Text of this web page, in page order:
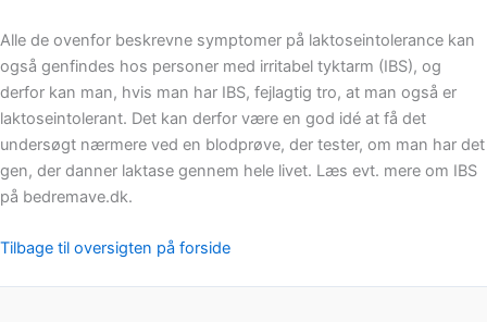
Alle de ovenfor beskrevne symptomer på laktoseintolerance kan
også genfindes hos personer med irritabel tyktarm (IBS), og
derfor kan man, hvis man har IBS, fejlagtig tro, at man også er
laktoseintolerant. Det kan derfor være en god idé at få det
undersøgt nærmere ved en blodprøve, der tester, om man har det
gen, der danner laktase gennem hele livet. Læs evt. mere om IBS
på bedremave.dk.
Tilbage til oversigten på forside